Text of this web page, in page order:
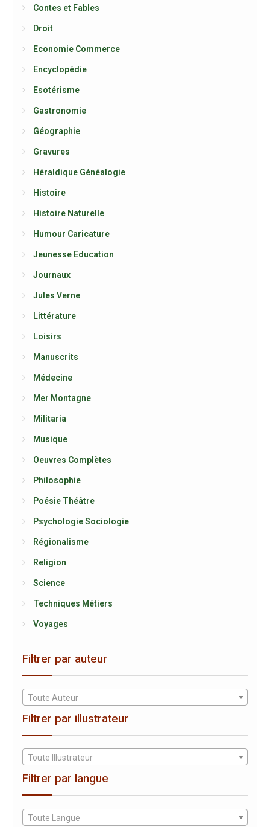
Contes et Fables
Droit
Economie Commerce
Encyclopédie
Esotérisme
Gastronomie
Géographie
Gravures
Héraldique Généalogie
Histoire
Histoire Naturelle
Humour Caricature
Jeunesse Education
Journaux
Jules Verne
Littérature
Loisirs
Manuscrits
Médecine
Mer Montagne
Militaria
Musique
Oeuvres Complètes
Philosophie
Poésie Théâtre
Psychologie Sociologie
Régionalisme
Religion
Science
Techniques Métiers
Voyages
Filtrer par auteur
Toute Auteur
Filtrer par illustrateur
Toute Illustrateur
Filtrer par langue
Toute Langue